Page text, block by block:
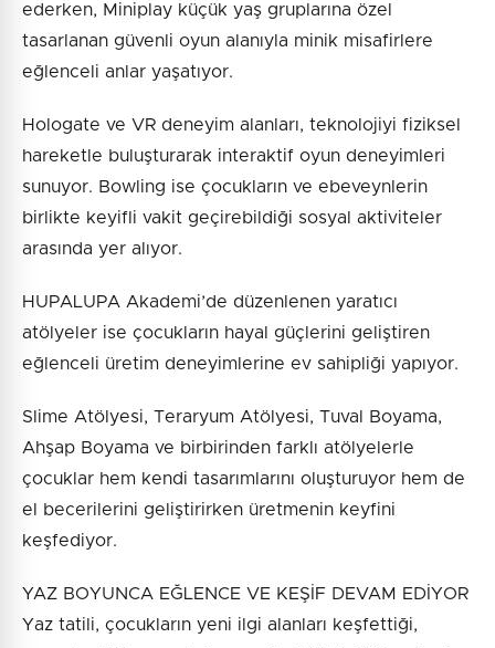
ederken, Miniplay küçük yaş gruplarına özel
tasarlanan güvenli oyun alanıyla minik misafirlere
eğlenceli anlar yaşatıyor.
Hologate ve VR deneyim alanları, teknolojiyi fiziksel
hareketle buluşturarak interaktif oyun deneyimleri
sunuyor. Bowling ise çocukların ve ebeveynlerin
birlikte keyifli vakit geçirebildiği sosyal aktiviteler
arasında yer alıyor.
HUPALUPA Akademi’de düzenlenen yaratıcı
atölyeler ise çocukların hayal güçlerini geliştiren
eğlenceli üretim deneyimlerine ev sahipliği yapıyor.
Slime Atölyesi, Teraryum Atölyesi, Tuval Boyama,
Ahşap Boyama ve birbirinden farklı atölyelerle
çocuklar hem kendi tasarımlarını oluşturuyor hem de
el becerilerini geliştirirken üretmenin keyfini
keşfediyor.
YAZ BOYUNCA EĞLENCE VE KEŞİF DEVAM EDİYOR
Yaz tatili, çocukların yeni ilgi alanları keşfettiği,